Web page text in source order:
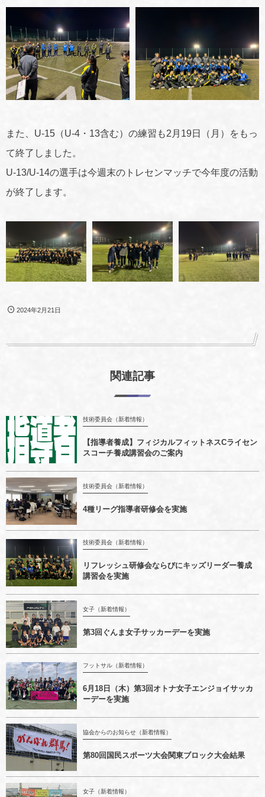
また、U-15（U-4・13含む）の練習も2月19日（月）をもっ
て終了しました。
U-13/U-14の選手は今週末のトレセンマッチで今年度の活動
が終了します。
2024年2月21日
関連記事
技術委員会（新着情報）
【指導者養成】フィジカルフィットネスCライセン
スコーチ養成講習会のご案内
技術委員会（新着情報）
4種リーグ指導者研修会を実施
技術委員会（新着情報）
リフレッシュ研修会ならびにキッズリーダー養成
講習会を実施
女子（新着情報）
第3回ぐんま女子サッカーデーを実施
フットサル（新着情報）
6月18日（木）第3回オトナ女子エンジョイサッカ
ーデーを実施
協会からのお知らせ（新着情報）
第80回国民スポーツ大会関東ブロック大会結果
女子（新着情報）